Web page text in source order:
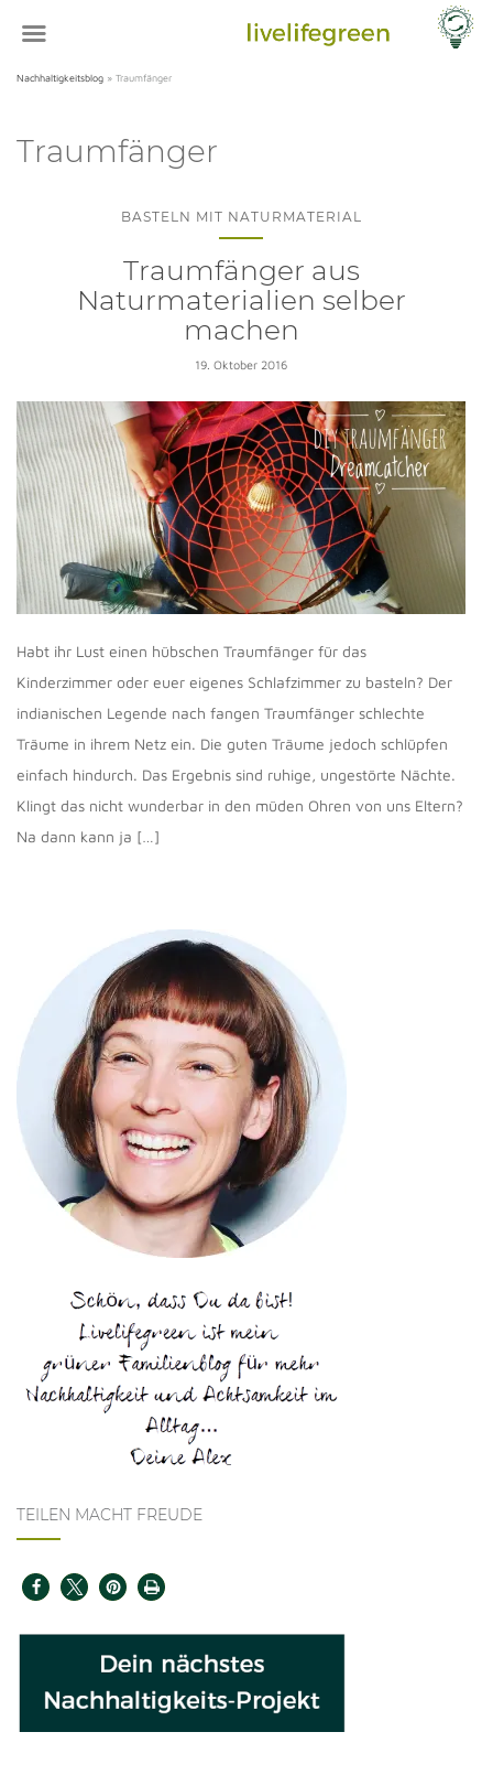
Nachhaltigkeitsblog » Traumfänger
Traumfänger
BASTELN MIT NATURMATERIAL
Traumfänger aus
Naturmaterialien selber
machen
19. Oktober 2016
Habt ihr Lust einen hübschen Traumfänger für das
Kinderzimmer oder euer eigenes Schlafzimmer zu basteln? Der
indianischen Legende nach fangen Traumfänger schlechte
Träume in ihrem Netz ein. Die guten Träume jedoch schlüpfen
einfach hindurch. Das Ergebnis sind ruhige, ungestörte Nächte.
Klingt das nicht wunderbar in den müden Ohren von uns Eltern?
Na dann kann ja […]
TEILEN MACHT FREUDE